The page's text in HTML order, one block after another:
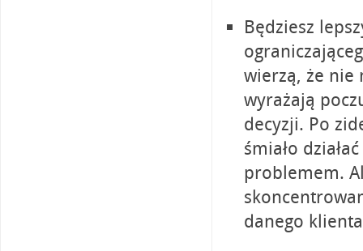
Będziesz
wierzą, że
wyrażają
decyzji. Po
śmiało
problemem.
danego